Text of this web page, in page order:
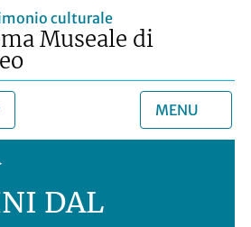
culturale
Museale di
MENU
DAL